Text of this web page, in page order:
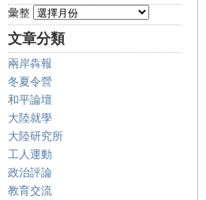
彙整
文章分類
兩岸犇報
冬夏令營
和平論壇
大陸就學
大陸研究所
工人運動
政治評論
教育交流